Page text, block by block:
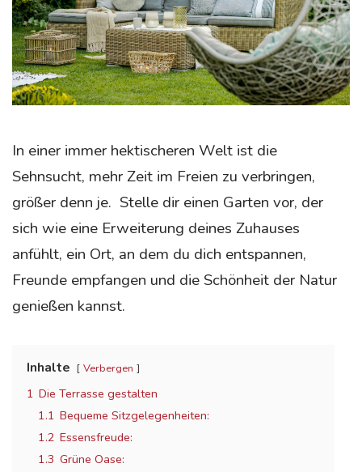
In einer immer hektischeren Welt ist die
Sehnsucht, mehr Zeit im Freien zu verbringen,
größer denn je. Stelle dir einen Garten vor, der
sich wie eine Erweiterung deines Zuhauses
anfühlt, ein Ort, an dem du dich entspannen,
Freunde empfangen und die Schönheit der Natur
genießen kannst.
Inhalte Verbergen
1 Die Terrasse gestalten
1.1 Bequeme Sitzgelegenheiten:
1.2 Essensfreude:
1.3 Grüne Oase: